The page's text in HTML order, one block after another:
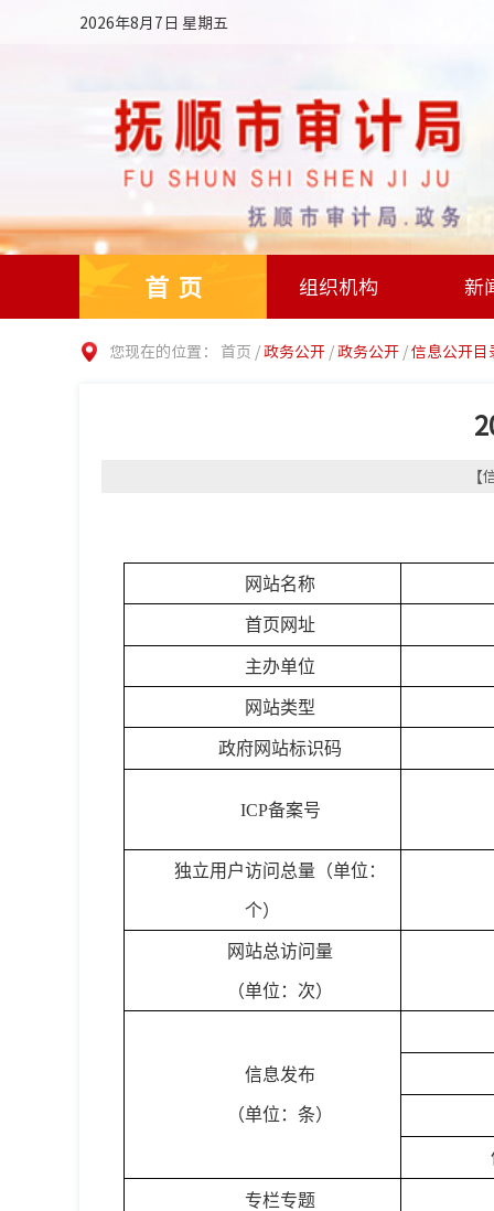
2026年8月7日 星期五
首页 组织机构 新
您现在的位置： 首页 /政务公开 /政务公开 /信息公开目
网站名称
首页网址
主办单位
网站类型
政府网站标识码
ICP备案号
独立用户访问总量（单位：
个）
网站总访问量
（单位：次）
信息发布
（单位：条）
专栏专题